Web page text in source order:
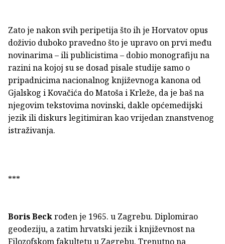
Zato je nakon svih peripetija što ih je Horvatov opus
doživio duboko pravedno što je upravo on prvi među
novinarima – ili publicistima – dobio monografiju na
razini na kojoj su se dosad pisale studije samo o
pripadnicima nacionalnog književnoga kanona od
Gjalskog i Kovačića do Matoša i Krleže, da je baš na
njegovim tekstovima novinski, dakle općemedijski
jezik ili diskurs legitimiran kao vrijedan znanstvenog
istraživanja.
***
Boris Beckrođen je 1965. u Zagrebu. Diplomirao
geodeziju, a zatim hrvatski jezik i književnost na
Filozofskom fakultetu u Zagrebu. Trenutno na